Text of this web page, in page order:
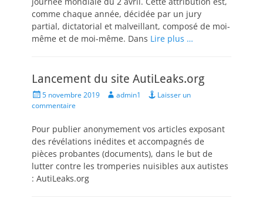
comme chaque année, décidée par un jury
partial, dictatorial et malveillant, composé de moi-
même et de moi-même. Dans Lire plus …
Lancement du site AutiLeaks.org
Posted
on
5 novembre 2019 Author
admin1
Laisser un
commentaire
Pour publier anonymement vos articles exposant
des révélations inédites et accompagnés de
pièces probantes (documents), dans le but de
lutter contre les tromperies nuisibles aux autistes
: AutiLeaks.org